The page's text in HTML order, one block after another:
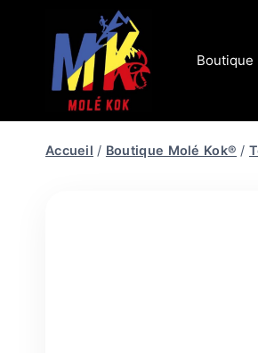
contenu
Boutique
Accueil / Boutique Molé Kok® /